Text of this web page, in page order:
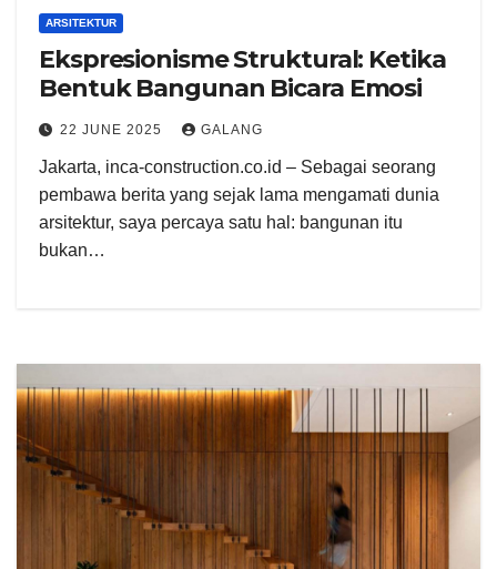
ARSITEKTUR
Ekspresionisme Struktural: Ketika
Bentuk Bangunan Bicara Emosi
22 JUNE 2025 GALANG
Jakarta, inca-construction.co.id – Sebagai seorang
pembawa berita yang sejak lama mengamati dunia
arsitektur, saya percaya satu hal: bangunan itu
bukan…